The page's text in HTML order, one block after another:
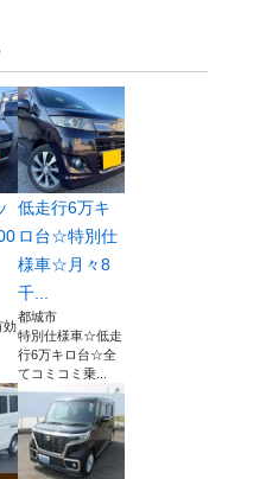
効
低走行6万キ
ロ台☆特別仕
様車☆月々8
千...
都城市
特別仕様車☆低走
行6万キロ台☆全
てコミコミ乗...